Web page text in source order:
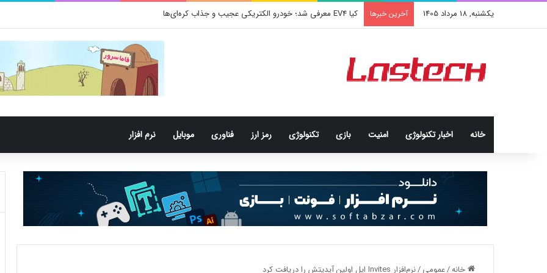
یکشنبه, 18 مرداد 1405 آخرین خبرها کیا EV4 معرفی شد؛ خودرو الکتریکی عجیب و جذاب کره‌ای‌ها
خانه اخبار تکنولوژی امنيت بازی تکنولوژی رمز ارز فناوری موبایل نرم افزار
خانه/عمومی/نرم‌افزار Invites اپل اولین آپدیتش را دریافت کرد